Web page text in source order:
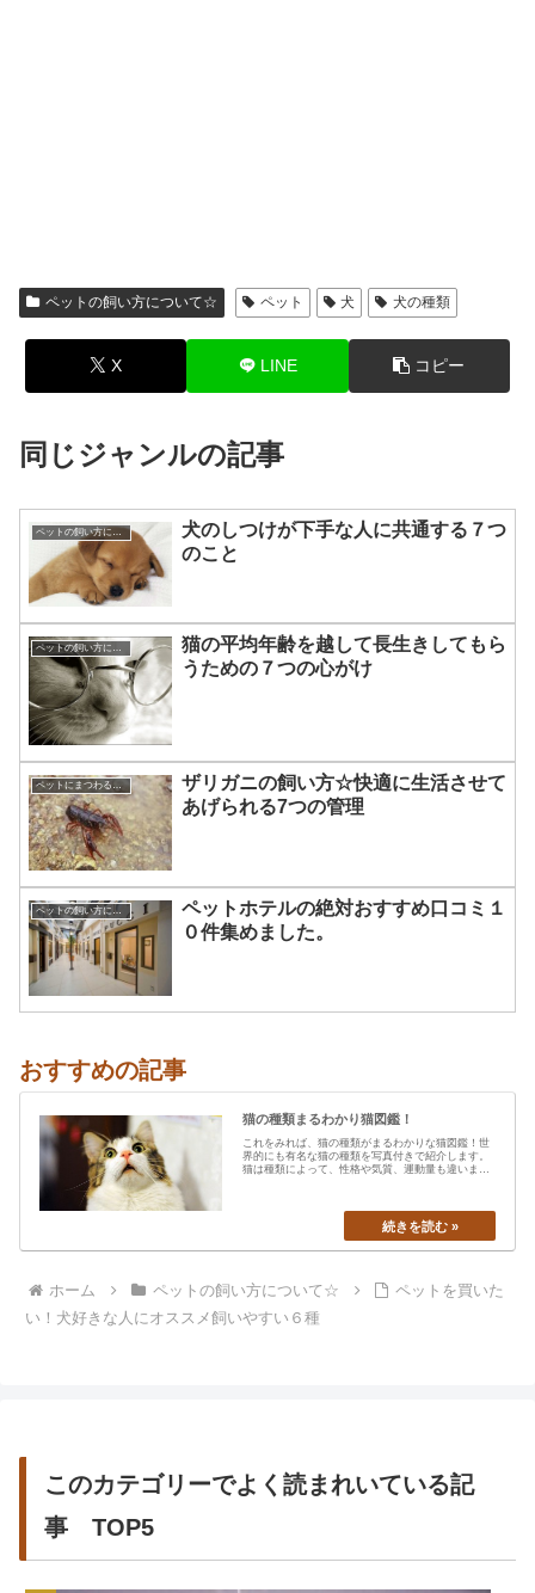
ペットの飼い方について☆ ペット 犬 犬の種類
X LINE コピー
同じジャンルの記事
ペットの飼い方について☆
犬のしつけが下手な人に共通する７つ
のこと
猫の平均年齢を越して長生きしてもら
うための７つの心がけ
ペットにまつわる知識
ザリガニの飼い方☆快適に生活させて
あげられる7つの管理
ペットの飼い方について☆
ペットホテルの絶対おすすめ口コミ１
０件集めました。
おすすめの記事
猫の種類まるわかり猫図鑑！
これをみれば、猫の種類がまるわかりな猫図鑑！世
界的にも有名な猫の種類を写真付きで紹介します。
猫は種類によって、性格や気質、運動量も違います
ホーム ペットの飼い方について☆
ペットを買いた
い！犬好きな人にオススメ飼いやすい６種
このカテゴリーでよく読まれいている記
事 TOP5